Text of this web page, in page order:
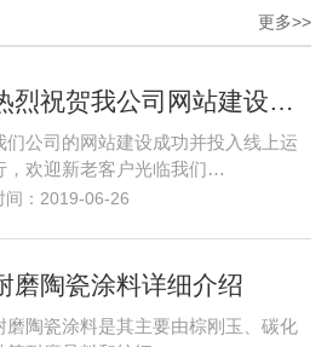
更多>>
热烈祝贺我公司网站建设成功投入线上运行
们公司的网站建设成功并投入线上运
，欢迎新老客户光临我们…
间：2019-06-26
磨陶瓷涂料详细介绍
磨陶瓷涂料是其主要由棕刚玉、碳化